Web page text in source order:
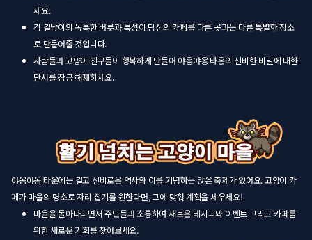
세요.
각 길냥이의 독특한 버릇과 특성이 당신의 카페를 다른 곳과는 다른 특별한 장소
로 만들어줄 것입니다.
사람들과 고양이 친구들이 행복하게 만들어 야옹야옹 타운의 신비한 비밀에 대한
단서를 잠금 해제하세요.
야옹야옹 타운에는 길고 신비로운 역사와 이를 기념하는 많은 축제가 있어요. 고양이 카
페가 마을의 명소로 자리 잡기를 원한다면, 그에 맞춰 계획을 세우세요!
마을을 돌아다니면서 주민들과 소통하여 새로운 레시피와 이벤트 그리고 카페를
위한 새로운 기회를 찾아보세요.